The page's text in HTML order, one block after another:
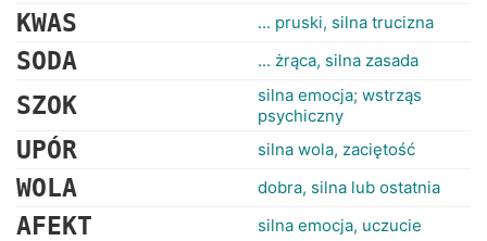
KWAS ... pruski, silna trucizna
SODA ... żrąca, silna zasada
SZOK
silna emocja; wstrząs
psychiczny
UPÓR silna wola, zaciętość
WOLA dobra, silna lub ostatnia
AFEKT silna emocja, uczucie